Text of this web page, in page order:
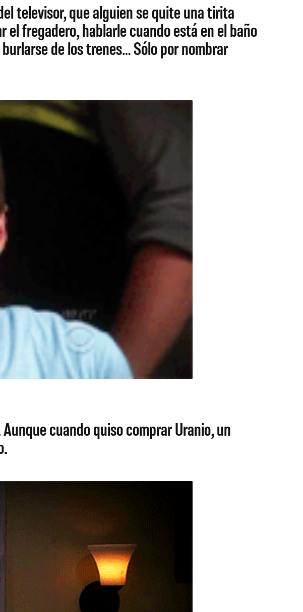
televisor, que alguien se quite una tirita
fregadero, hablarle cuando está en el baño
de los trenes… Sólo por nombrar
cuando quiso comprar Uranio, un